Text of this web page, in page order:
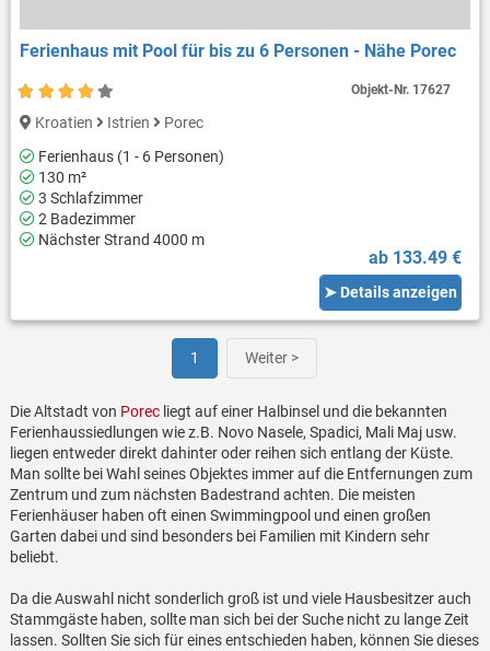
Ferienhaus mit Pool für bis zu 6 Personen - Nähe Porec
Kroatien Istrien
Porec
Ferienhaus (1 - 6 Personen)
130 m²
3 Schlafzimmer
2 Badezimmer
Nächster Strand 4000 m
ab 133.49 €
➤ Details anzeigen
Objekt-Nr. 17627
1 Weiter >
Die Altstadt von Porecliegt auf einer Halbinsel und die bekannten
Ferienhaussiedlungen wie z.B. Novo Nasele, Spadici, Mali Maj usw.
liegen entweder direkt dahinter oder reihen sich entlang der Küste.
Man sollte bei Wahl seines Objektes immer auf die Entfernungen zum
Zentrum und zum nächsten Badestrand achten. Die meisten
Ferienhäuser haben oft einen Swimmingpool und einen großen
Garten dabei und sind besonders bei Familien mit Kindern sehr
beliebt.
Da die Auswahl nicht sonderlich groß ist und viele Hausbesitzer auch
Stammgäste haben, sollte man sich bei der Suche nicht zu lange Zeit
lassen. Sollten Sie sich für eines entschieden haben, können Sie dieses